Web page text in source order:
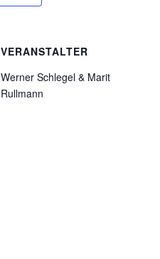
VERANSTALTER
Werner Schlegel & Marit
Rullmann